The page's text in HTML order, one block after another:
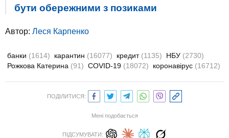
бути обережними з позиками
Автор: Леся Карпенко
банки (1614) карантин (16077) кредит (1135) НБУ (2730)
Рожкова Катерина (91) COVID-19 (18072) коронавірус (16712)
ПОДІЛИТИСЯ:
Мені подобається
ПІДСУМУВАТИ: